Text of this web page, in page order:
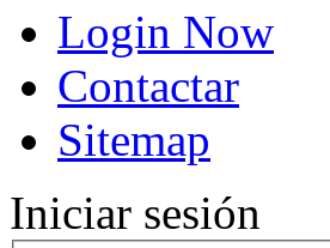
Login Now
Contactar
Sitemap
Iniciar sesión